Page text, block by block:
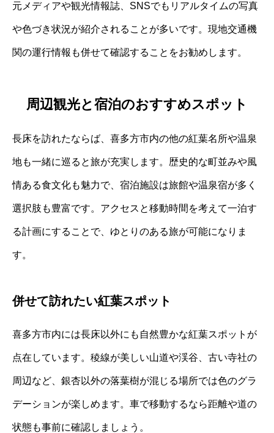
元メディアや観光情報誌、SNSでもリアルタイムの写真
や色づき状況が紹介されることが多いです。現地交通機
関の運行情報も併せて確認することをお勧めします。
周辺観光と宿泊のおすすめスポット
長床を訪れたならば、喜多方市内の他の紅葉名所や温泉
地も一緒に巡ると旅が充実します。歴史的な町並みや風
情ある食文化も魅力で、宿泊施設は旅館や温泉宿が多く
選択肢も豊富です。アクセスと移動時間を考えて一泊す
る計画にすることで、ゆとりのある旅が可能になりま
す。
併せて訪れたい紅葉スポット
喜多方市内には長床以外にも自然豊かな紅葉スポットが
点在しています。稜線が美しい山道や渓谷、古い寺社の
周辺など、銀杏以外の落葉樹が混じる場所では色のグラ
デーションが楽しめます。車で移動するなら距離や道の
状態も事前に確認しましょう。